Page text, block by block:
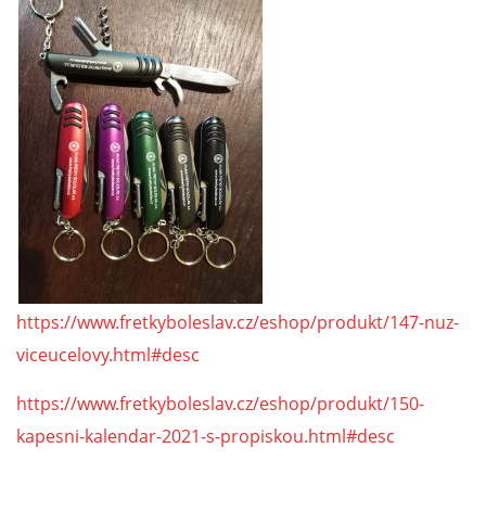
https://www.fretkyboleslav.cz/eshop/produkt/147-nuz-
viceucelovy.html#desc
https://www.fretkyboleslav.cz/eshop/produkt/150-
kapesni-kalendar-2021-s-propiskou.html#desc